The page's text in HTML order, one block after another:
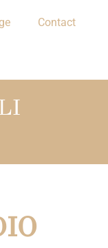
Contact